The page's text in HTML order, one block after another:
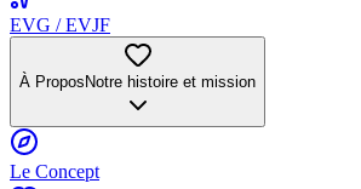
EVG / EVJF
À Propos Notre histoire et mission
Le Concept